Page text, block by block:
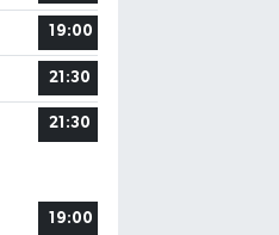
19:00
21:30
21:30
19:00